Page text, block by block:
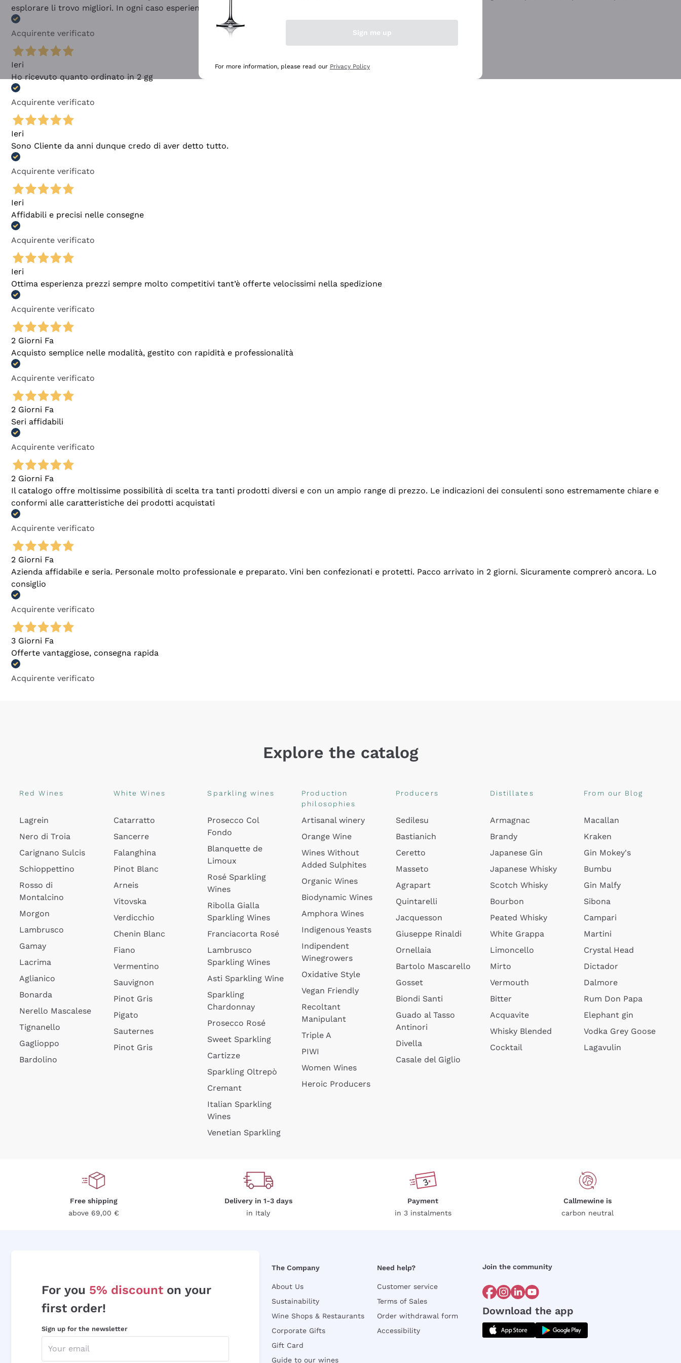
esplorare li trovo migliori. In ogni caso esperienza buona e lo consiglio! 👍
Acquirente verificato
Ieri
Ho ricevuto quanto ordinato in 2 gg
Acquirente verificato
Ieri
Sono Cliente da anni dunque credo di aver detto tutto.
Acquirente verificato
Ieri
Affidabili e precisi nelle consegne
Acquirente verificato
Ieri
Ottima esperienza prezzi sempre molto competitivi tant’è offerte velocissimi nella spedizione
Acquirente verificato
2 Giorni Fa
Acquisto semplice nelle modalità, gestito con rapidità e professionalità
Acquirente verificato
2 Giorni Fa
Seri affidabili
Acquirente verificato
2 Giorni Fa
Il catalogo offre moltissime possibilità di scelta tra tanti prodotti diversi e con un ampio range di prezzo. Le indicazioni dei consulenti sono estremamente chiare e
conformi alle caratteristiche dei prodotti acquistati
Acquirente verificato
2 Giorni Fa
Azienda affidabile e seria. Personale molto professionale e preparato. Vini ben confezionati e protetti. Pacco arrivato in 2 giorni. Sicuramente comprerò ancora. Lo
consiglio
Acquirente verificato
3 Giorni Fa
Offerte vantaggiose, consegna rapida
Acquirente verificato
Explore the catalog
Red Wines
Lagrein
Nero di Troia
Carignano Sulcis
Schioppettino
Rosso di
Montalcino
Morgon
Lambrusco
Gamay
Lacrima
Aglianico
Bonarda
Nerello Mascalese
Tignanello
Gaglioppo
Bardolino
White Wines
Catarratto
Sancerre
Falanghina
Pinot Blanc
Arneis
Vitovska
Verdicchio
Chenin Blanc
Fiano
Vermentino
Sauvignon
Pinot Gris
Pigato
Sauternes
Pinot Gris
Sparkling wines
Prosecco Col
Fondo
Blanquette de
Limoux
Rosé Sparkling
Wines
Ribolla Gialla
Sparkling Wines
Franciacorta Rosé
Lambrusco
Sparkling Wines
Asti Sparkling Wine
Sparkling
Chardonnay
Prosecco Rosé
Sweet Sparkling
Cartizze
Sparkling Oltrepò
Cremant
Italian Sparkling
Wines
Venetian Sparkling
Production
philosophies
Artisanal winery
Orange Wine
Wines Without
Added Sulphites
Organic Wines
Biodynamic Wines
Amphora Wines
Indigenous Yeasts
Indipendent
Winegrowers
Oxidative Style
Vegan Friendly
Recoltant
Manipulant
Triple A
PIWI
Women Wines
Heroic Producers
Producers
Sedilesu
Bastianich
Ceretto
Masseto
Agrapart
Quintarelli
Jacquesson
Giuseppe Rinaldi
Ornellaia
Bartolo Mascarello
Gosset
Biondi Santi
Guado al Tasso
Antinori
Divella
Casale del Giglio
Distillates
Armagnac
Brandy
Japanese Gin
Japanese Whisky
Scotch Whisky
Bourbon
Peated Whisky
White Grappa
Limoncello
Mirto
Vermouth
Bitter
Acquavite
Whisky Blended
Cocktail
From our Blog
Macallan
Kraken
Gin Mokey's
Bumbu
Gin Malfy
Sibona
Campari
Martini
Crystal Head
Dictador
Dalmore
Rum Don Papa
Elephant gin
Vodka Grey Goose
Lagavulin
Free shipping
above 69,00 €
Delivery in 1-3 days
in Italy
Payment
in 3 instalments
Callmewine is
carbon neutral
For you 5% discount on your
first order!
Sign up for the newsletter
The Company
About Us
Sustainability
Wine Shops & Restaurants
Corporate Gifts
Gift Card
Guide to our wines
Need help?
Customer service
Terms of Sales
Order withdrawal form
Accessibility
Join the community
Download the app
Sign me up
For more information, please read our Privacy Policy